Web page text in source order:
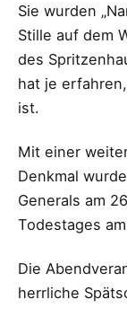
Sie wurden
Stille auf dem
des
hat je
ist.
Mit einer
Denkmal
Generals am
Todestages
Die
herrliche